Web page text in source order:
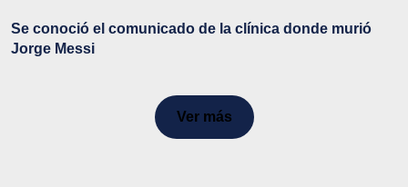
Se conoció el comunicado de la clínica donde murió
Jorge Messi
Ver más